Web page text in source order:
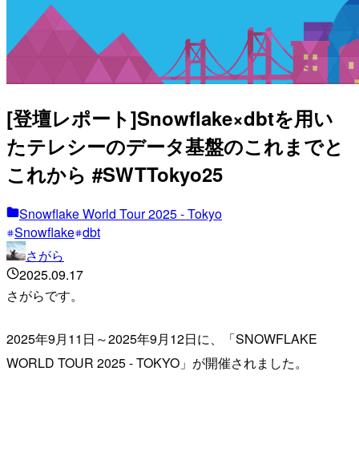
[登壇レポート]Snowflake×dbtを用い
たテレシーのデータ基盤のこれまでと
これから #SWTTokyo25
Snowflake World Tour 2025 - Tokyo
Snowflake dbt
さがら
2025.09.17
さがらです。
2025年9月11日～2025年9月12日に、「SNOWFLAKE
WORLD TOUR 2025 - TOKYO」が開催されました。